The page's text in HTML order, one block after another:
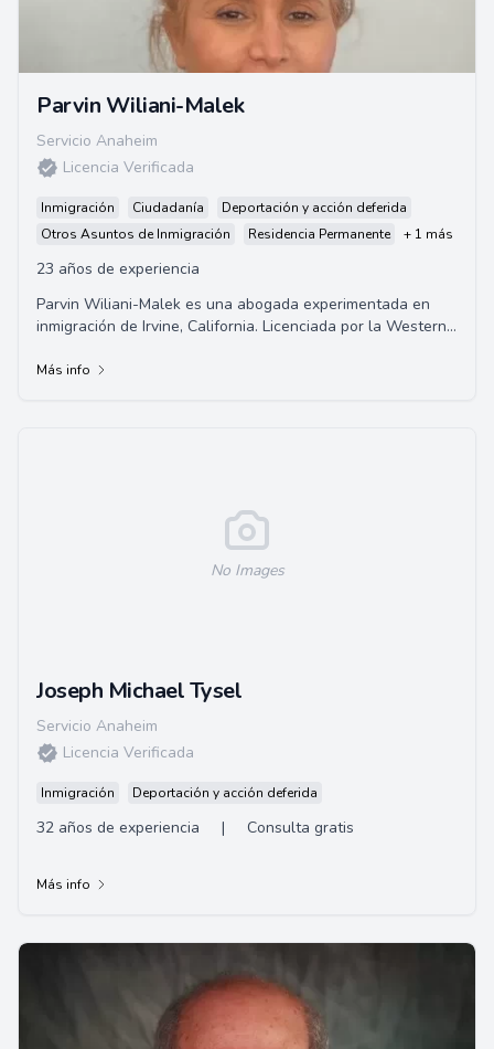
Parvin Wiliani-Malek
Servicio Anaheim
Licencia Verificada
Inmigración Ciudadanía
Deportación y acción deferida
Otros Asuntos de Inmigración
Residencia Permanente + 1 más
23 años de experiencia
Parvin Wiliani-Malek es una abogada experimentada en
inmigración de Irvine, California. Licenciada por la Western
Más info
No Images
Joseph Michael Tysel
Servicio Anaheim
Licencia Verificada
Inmigración Deportación y acción deferida
32 años de experiencia | Consulta gratis
Más info